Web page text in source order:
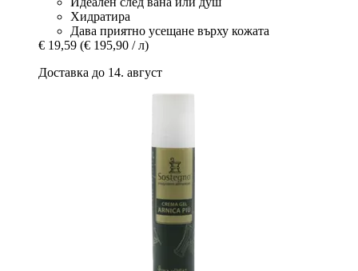
Хидратира
Дава приятно усещане върху кожата
€ 19,59 (€ 195,90 / л)
Доставка до 14. август